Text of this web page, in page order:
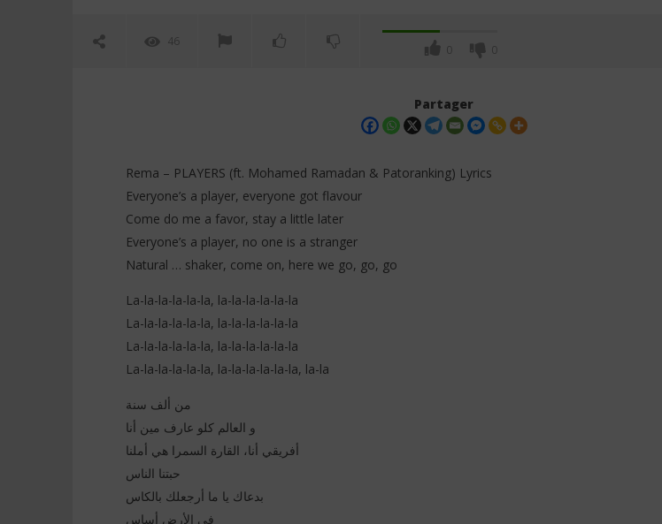
46
0 0
NOW VIEWING
Rema – PLAYERS (ft. Mohamed
décembre
2025
Stone
Davido ft. Llona – My Light (Lyrics
Partager
Rema – PLAYERS (ft. Mohamed Ramadan & Patoranking) Lyrics
Everyone’s a player, everyone got flavour
Come do me a favor, stay a little later
Everyone’s a player, no one is a stranger
Natural … shaker, come on, here we go, go, go
La-la-la-la-la-la, la-la-la-la-la-la
La-la-la-la-la-la, la-la-la-la-la-la
La-la-la-la-la-la, la-la-la-la-la-la
La-la-la-la-la-la, la-la-la-la-la-la, la-la
من ألف سنة
و العالم كلو عارف مين أنا
أفريقي أنا، القارة السمرا هي أملنا
حبتنا الناس
بدعاك يا ما أرجعلك بالكاس
في الأرض أساس